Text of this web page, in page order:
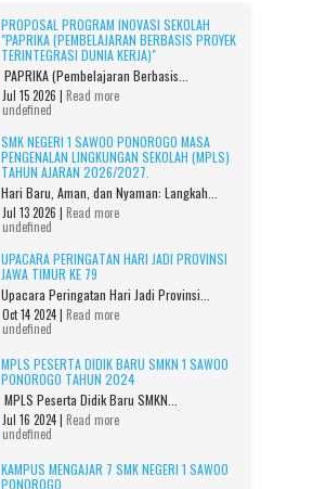
PROPOSAL PROGRAM INOVASI SEKOLAH
"PAPRIKA (PEMBELAJARAN BERBASIS PROYEK
TERINTEGRASI DUNIA KERJA)"
PAPRIKA (Pembelajaran Berbasis...
Jul 15 2026 | Read more
undefined
SMK NEGERI 1 SAWOO PONOROGO MASA
PENGENALAN LINGKUNGAN SEKOLAH (MPLS)
TAHUN AJARAN 2026/2027.
Hari Baru, Aman, dan Nyaman: Langkah...
Jul 13 2026 | Read more
undefined
UPACARA PERINGATAN HARI JADI PROVINSI
JAWA TIMUR KE 79
Upacara Peringatan Hari Jadi Provinsi...
Oct 14 2024 | Read more
undefined
MPLS PESERTA DIDIK BARU SMKN 1 SAWOO
PONOROGO TAHUN 2024
MPLS Peserta Didik Baru SMKN...
Jul 16 2024 | Read more
undefined
KAMPUS MENGAJAR 7 SMK NEGERI 1 SAWOO
PONOROGO